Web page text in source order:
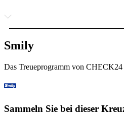
Smily
Das Treueprogramm von CHECK24
Sammeln Sie bei dieser